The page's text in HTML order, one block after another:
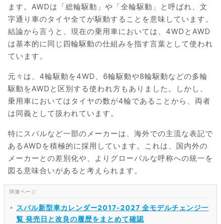
ます。AWDは「総輪駆動」や「全輪駆動」と呼ばれ、文
字通り車のタイヤ全てが駆動することを意味しています。
結論から言うと、現在の乗用車においては、4WDとAWD
は基本的に同じ四輪駆動の仕組みを指す言葉として使われ
ています。
元々は、4輪駆動を4WD、6輪駆動や8輪駆動などの多輪
駆動をAWDと区別する使われ方もありました。しかし、
乗用車においてはタイヤの数が4輪であることから、両者
は同義として扱われています。
特にスバルなど一部のメーカーは、海外での主流な表記で
あるAWDを積極的に採用しています。これは、国内外の
メーカーとの差別化や、よりグローバルな呼称への統一を
図る意味合いがあると考えられます。
スバル新型車カレンダー2017-2027 全モデルチェンジ一
覧 発売日と改良の履歴をまとめて確認